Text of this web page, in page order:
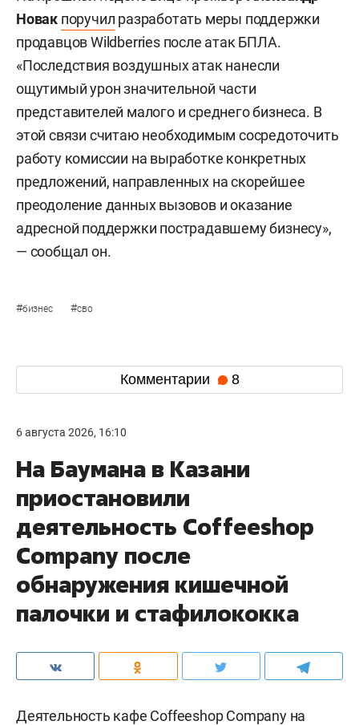
Новак поручил разработать меры поддержки
продавцов Wildberries после атак БПЛА.
«Последствия воздушных атак нанесли
ощутимый урон значительной части
представителей малого и среднего бизнеса. В
этой связи считаю необходимым сосредоточить
работу комиссии на выработке конкретных
предложений, направленных на скорейшее
преодоление данных вызовов и оказание
адресной поддержки пострадавшему бизнесу»,
— сообщал он.
#бизнес #сво
Комментарии 8
6 августа 2026, 16:10
На Баумана в Казани
приостановили
деятельность Соffeeshop
Company после
обнаружения кишечной
палочки и стафилококка
Деятельность кафе Coffeeshop Company на